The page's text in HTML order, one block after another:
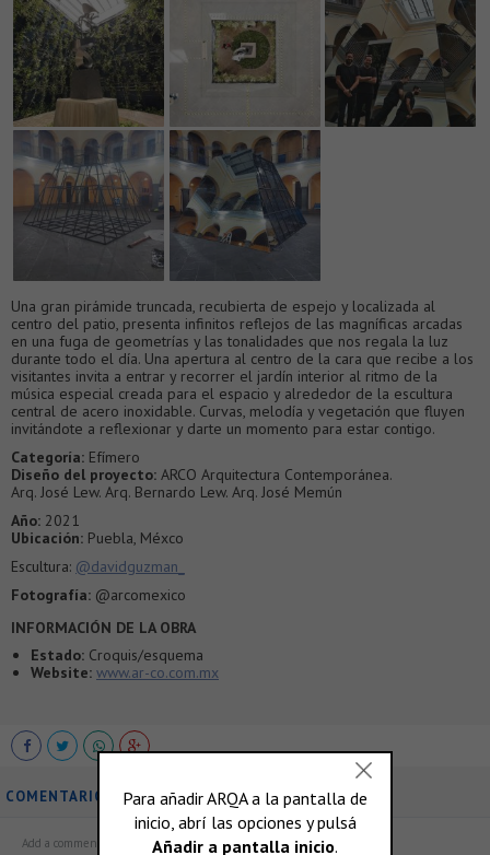
Una gran pirámide truncada, recubierta de espejo y localizada al
centro del patio, presenta infinitos reflejos de las magníficas arcadas
en una fuga de geometrías y las tonalidades que nos regala la luz
durante todo el día. Una apertura al centro de la cara que recibe a los
visitantes invita a entrar y recorrer el jardín interior al ritmo de la
música especial creada para el espacio y alrededor de la escultura
central de acero inoxidable. Curvas, melodía y vegetación que fluyen
invitándote a reflexionar y darte un momento para estar contigo.
Categoría: Efímero
Diseño del proyecto: ARCO Arquitectura Contemporánea.
Arq. José Lew. Arq. Bernardo Lew. Arq. José Memún
Año: 2021
Ubicación: Puebla, Méxco
Escultura: @davidguzman_
Fotografía: @arcomexico
INFORMACIÓN DE LA OBRA
Estado: Croquis/esquema
Website: www.ar-co.com.mx
COMENTARIOS